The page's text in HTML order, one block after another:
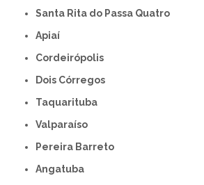
Santa Rita do Passa Quatro
Apiaí
Cordeirópolis
Dois Córregos
Taquarituba
Valparaíso
Pereira Barreto
Angatuba